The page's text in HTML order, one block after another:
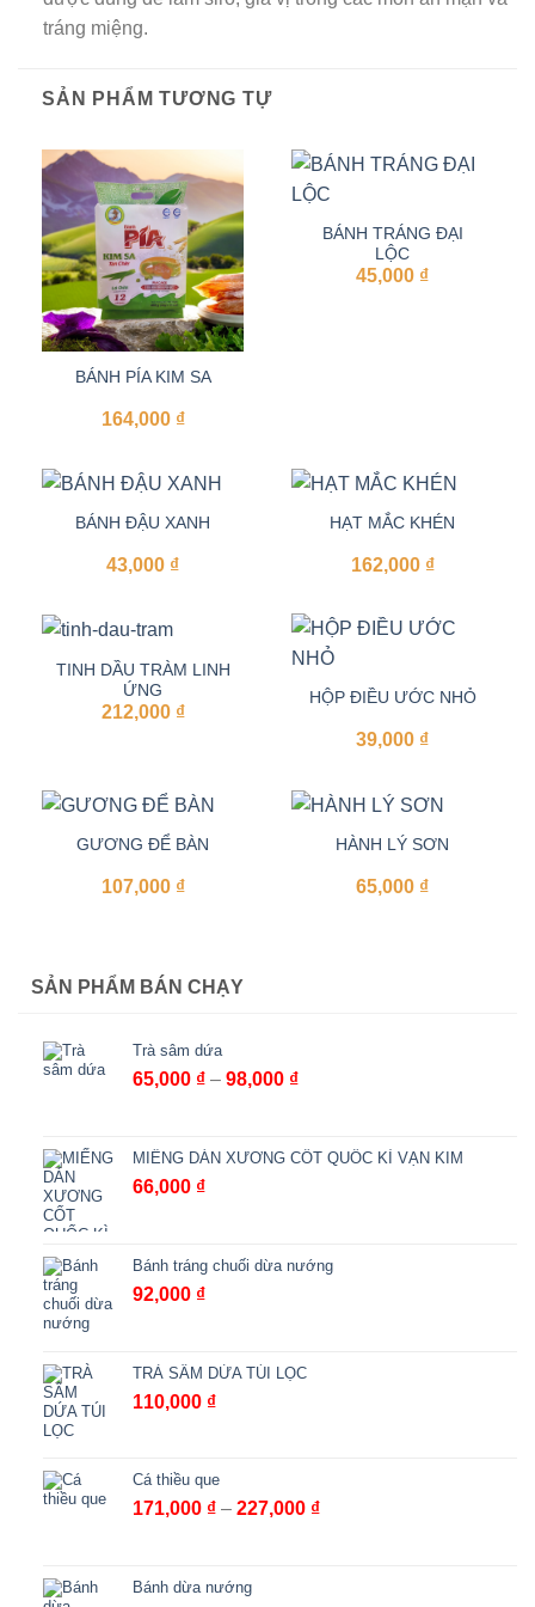
tráng miệng.
SẢN PHẨM TƯƠNG TỰ
BÁNH PÍA KIM SA
164,000 ₫
BÁNH TRÁNG ĐẠI
LỘC
45,000 ₫
BÁNH ĐẬU XANH
43,000 ₫
HẠT MẮC KHÉN
162,000 ₫
TINH DẦU TRÀM LINH
ỨNG
212,000 ₫
HỘP ĐIỀU ƯỚC NHỎ
39,000 ₫
GƯƠNG ĐỂ BÀN
107,000 ₫
HÀNH LÝ SƠN
65,000 ₫
SẢN PHẨM BÁN CHẠY
Trà sâm dứa
65,000 ₫ – 98,000 ₫Khoảng
65,000 ₫
MIẾNG DÁN XƯƠNG CỐT QUỐC KÌ VẠN KIM
66,000 ₫
Bánh tráng chuối dừa nướng
92,000 ₫
TRÀ SÂM DỨA TÚI LỌC
110,000 ₫
Cá thiều que
171,000 ₫ – 227,000 ₫Khoảng
Bánh dừa nướng